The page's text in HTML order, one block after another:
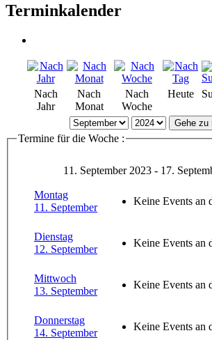
Terminkalender
Nach
Jahr
Nach
Monat
Nach
Woche
Heute
Gehe zu
Termine für die Woche :
11. September 2023 - 17.
Montag
11. September
Keine Events an
Dienstag
12. September
Keine Events an
Mittwoch
13. September
Keine Events an
Donnerstag
14. September
Keine Events an